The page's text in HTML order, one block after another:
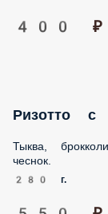
400 ₽
Ризотто с
Тыква,
280 г.